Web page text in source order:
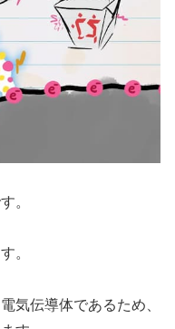
。
。
気伝導体であるため、